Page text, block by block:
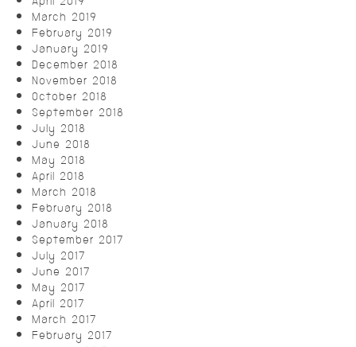
March 2019
February 2019
January 2019
December 2018
November 2018
October 2018
September 2018
July 2018
June 2018
May 2018
April 2018
March 2018
February 2018
January 2018
September 2017
July 2017
June 2017
May 2017
April 2017
March 2017
February 2017